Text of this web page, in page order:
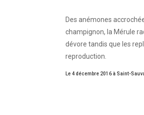
Des anémones
champignon, la Mérule
dévore tandis que les
reproduction.
Le 4 décembre 2016 à Saint-